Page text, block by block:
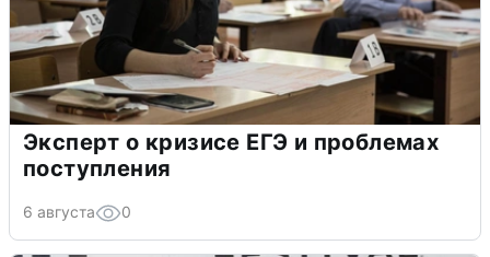
Эксперт о кризисе ЕГЭ и проблемах
поступления
6 августа 0